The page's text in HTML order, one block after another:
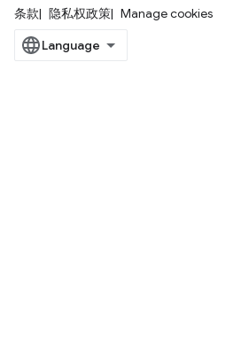
条款 隐私权政策 Manage cookies